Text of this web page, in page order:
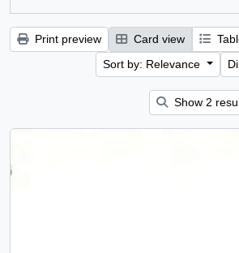
Print preview Card view
Sort by: Relevance
Show 2